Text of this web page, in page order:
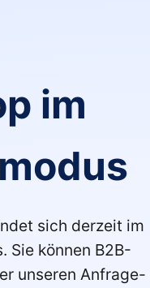
im
sich derzeit im
Sie können B2B-
unseren Anfrage-